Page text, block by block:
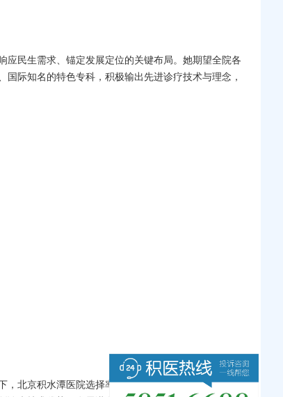
民生需求、锚定发展定位的关键布局。她期望全院各
国际知名的特色专科，积极输出先进诊疗技术与理念，
，北京积水潭医院选择率先迈出关键一步，为中国儿童